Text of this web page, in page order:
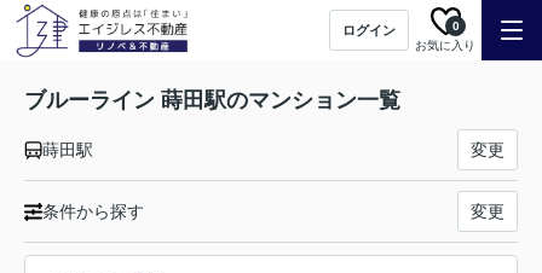
ログイン
お気に入り
0
ブルーライン 蒔田駅のマンション一覧
蒔田駅 変更
条件から探す 変更